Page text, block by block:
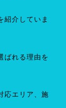
紹介していま
ばれる理由を
応エリア、施